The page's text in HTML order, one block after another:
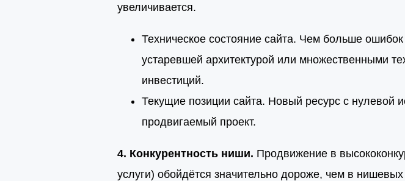
увеличивается.
Техническое состояние сайта. Чем больше
устаревшей архитектурой или множественными
инвестиций.
Текущие позиции сайта. Новый ресурс с нулевой
продвигаемый проект.
4. Конкурентность ниши. Продвижение в
услуги) обойдётся значительно дороже, чем в нишевых